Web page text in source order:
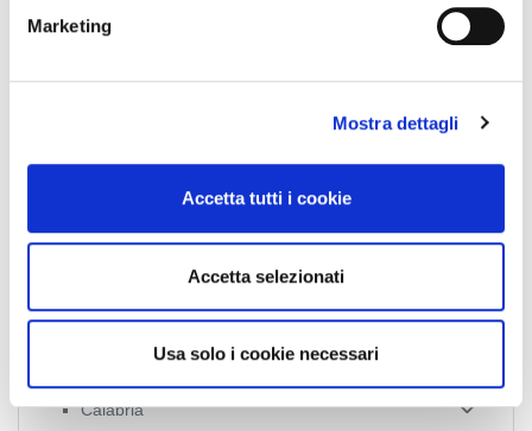
Marketing
Mostra dettagli
Accetta tutti i cookie
Accetta selezionati
Usa solo i cookie necessari
Collegio Provinciale
Calabria